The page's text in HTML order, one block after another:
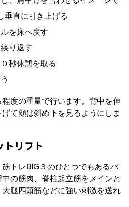
垂直に引き上げる
を床へ戻す
り返す
秒休憩を取る
度の重量で行います。背中を伸
て顔は斜め下を見るようにしま
リフト
トレBIG３のひとつでもあるバ
の筋肉、脊柱起立筋をメインと
腿四頭筋などに強い刺激を送れ